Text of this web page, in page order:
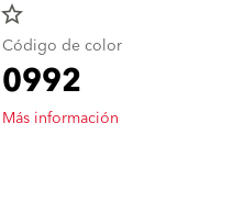
star_border
Código de color
0992
Más información